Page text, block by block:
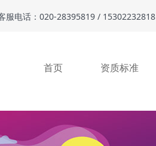
服电话：020-28395819 / 15302232818
首页 资质标准